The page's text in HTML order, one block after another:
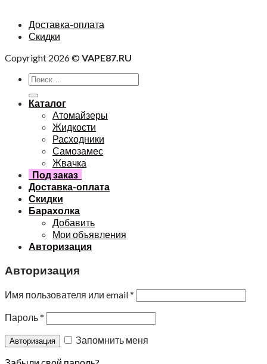
Доставка-оплата
Скидки
Copyright 2026 © VAPE87.RU
Каталог
Атомайзеры
Жидкости
Расходники
Самозамес
Жвачка
Под заказ
Доставка-оплата
Скидки
Барахолка
Добавить
Мои объявления
Авторизация
Авторизация
Имя пользователя или email*
Пароль*
Запомнить меня